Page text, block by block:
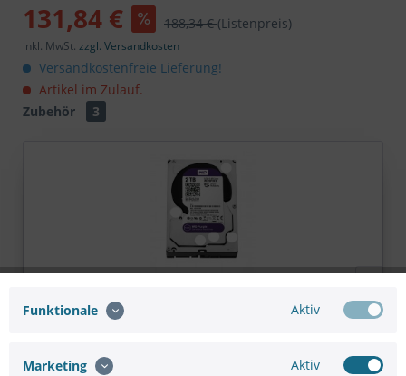
131,84 € 188,34 €(Listenpreis)
inkl. MwSt. zzgl. Versandkosten
Versandkostenfreie Lieferung!
Artikel im Zulauf.
Zubehör
3
Funktionale Aktiv
Marketing Aktiv